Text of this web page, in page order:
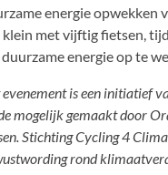
energie opwekken
klein met vijftig fietsen,
energie op te
evenement is een initiatief
mogelijk gemaakt door
Stichting Cycling 4
rond